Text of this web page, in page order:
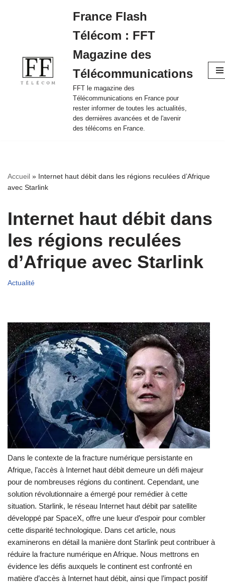
France Flash
Télécom : FFT
Magazine des
Télécommunications
FFT le magazine des
Télécommunications en France pour
rester informer de toutes les actualités,
des dernières avancées et de l'avenir
des télécoms en France.
Accueil » Internet haut débit dans les régions reculées d’Afrique
avec Starlink
Internet haut débit dans
les régions reculées
d’Afrique avec Starlink
Actualité
Dans le contexte de la fracture numérique persistante en
Afrique, l’accès à Internet haut débit demeure un défi majeur
pour de nombreuses régions du continent. Cependant, une
solution révolutionnaire a émergé pour remédier à cette
situation. Starlink, le réseau Internet haut débit par satellite
développé par SpaceX, offre une lueur d’espoir pour combler
cette disparité technologique. Dans cet article, nous
examinerons en détail la manière dont Starlink peut contribuer à
réduire la fracture numérique en Afrique. Nous mettrons en
évidence les défis auxquels le continent est confronté en
matière d’accès à Internet haut débit, ainsi que l’impact positif